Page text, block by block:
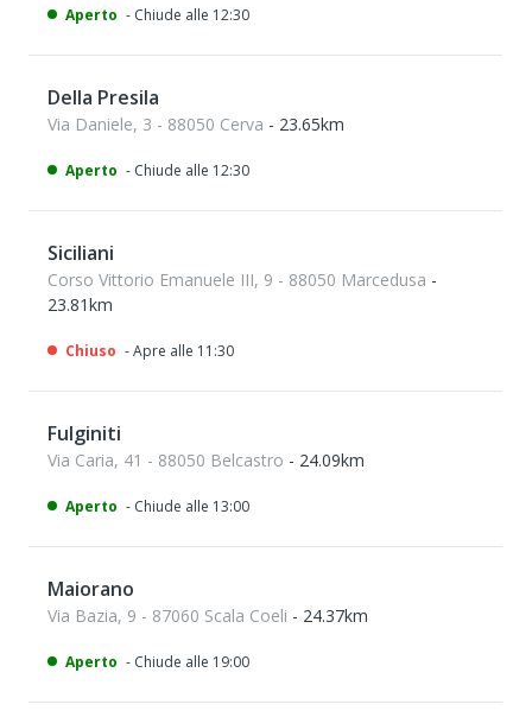
Aperto - Chiude alle 12:30
Della Presila
Via Daniele, 3 - 88050 Cerva - 23.65km
Aperto - Chiude alle 12:30
Siciliani
Corso Vittorio Emanuele III, 9 - 88050 Marcedusa -
23.81km
Chiuso - Apre alle 11:30
Fulginiti
Via Caria, 41 - 88050 Belcastro - 24.09km
Aperto - Chiude alle 13:00
Maiorano
Via Bazia, 9 - 87060 Scala Coeli - 24.37km
Aperto - Chiude alle 19:00